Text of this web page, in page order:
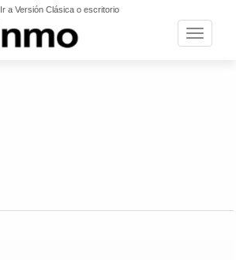
Ir a Versión Clásica o escritorio
Toggle